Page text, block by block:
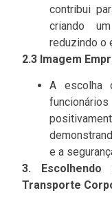
contribui
criando
reduzindo o
2.3 Imagem
A escolha
e a
3.
Transporte